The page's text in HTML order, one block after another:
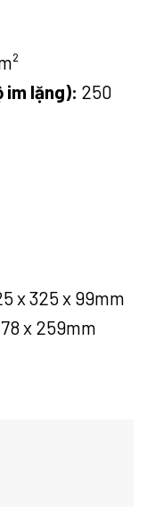
im lặng): 250
x 325 x 99mm
x 259mm